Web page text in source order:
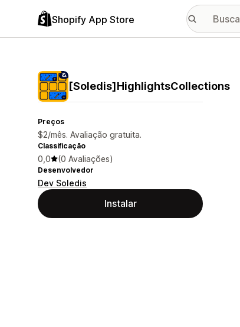
Shopify App Store
[Soledis]HighlightsCollections
Preços
$2/mês. Avaliação gratuita.
Classificação
0,0 (0 Avaliações)
Desenvolvedor
Dev Soledis
Instalar